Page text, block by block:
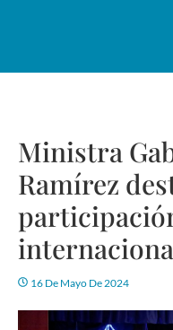
Ministra
Ramírez
16 De Mayo De 2024